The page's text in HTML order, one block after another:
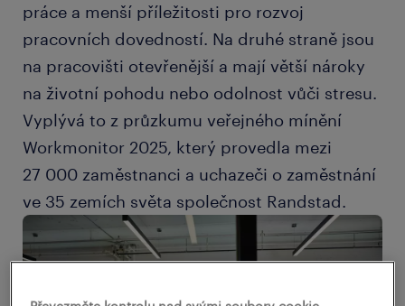
práce a menší příležitosti pro rozvoj
pracovních dovedností. Na druhé straně jsou
na pracovišti otevřenější a mají větší nároky
na životní pohodu nebo odolnost vůči stresu.
Vyplývá to z průzkumu veřejného mínění
Workmonitor 2025, který provedla mezi
27 000 zaměstnanci a uchazeči o zaměstnání
ve 35 zemích světa společnost Randstad.